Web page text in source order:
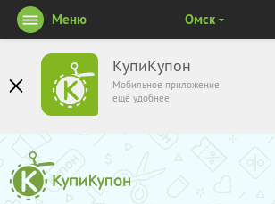
КупиКупон
Мобильное приложение
ещё удобнее
Меню Омск